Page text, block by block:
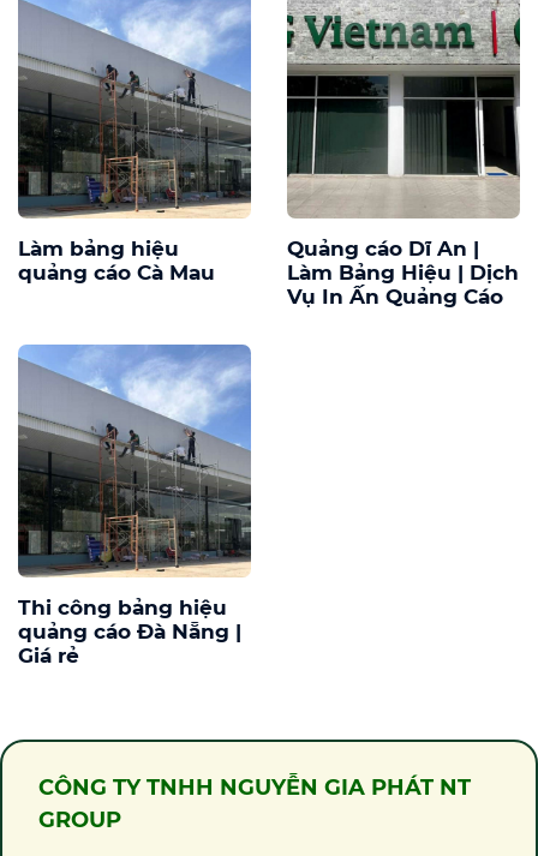
Làm bảng hiệu
quảng cáo Cà Mau
Quảng cáo Dĩ An |
Làm Bảng Hiệu | Dịch
Vụ In Ấn Quảng Cáo
Thi công bảng hiệu
quảng cáo Đà Nẵng |
Giá rẻ
CÔNG TY TNHH NGUYỄN GIA PHÁT NT
GROUP